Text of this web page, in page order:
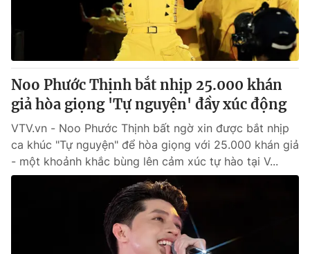
Noo Phước Thịnh bắt nhịp 25.000 khán
giả hòa giọng 'Tự nguyện' đầy xúc động
VTV.vn - Noo Phước Thịnh bất ngờ xin được bắt nhịp
ca khúc "Tự nguyện" để hòa giọng với 25.000 khán giả
- một khoảnh khắc bùng lên cảm xúc tự hào tại V...